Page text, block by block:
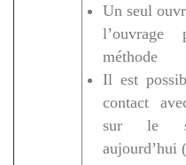
Un seul
l’ouvrage
méthode
Il est
contact
sur le
aujourd’hui